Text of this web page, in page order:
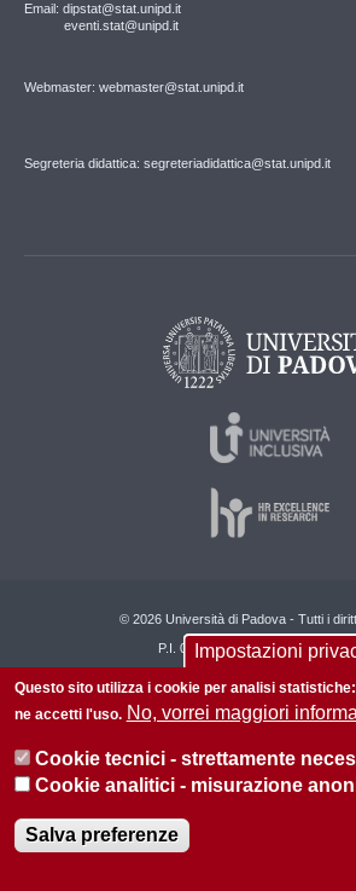
Email: dipstat@stat.unipd.it
eventi.stat@unipd.it
Webmaster: webmaster@stat.unipd.it
Segreteria didattica: segreteriadidattica@stat.unipd.it
© 2026 Università di Padova - Tutti i
P.I. 00742430283 C.F.
Impostazioni
Questo sito utilizza i cookie per analisi
ne accetti l'uso. No, vorrei maggiori
Cookie tecnici - strettamente
Cookie analitici - misurazione
Salva preferenze